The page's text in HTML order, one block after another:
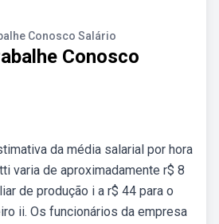
Conosco Salário
Conosco
da média salarial por hora
varia de aproximadamente r$ 8
de produção i a r$ 44 para o
ii. Os funcionários da empresa